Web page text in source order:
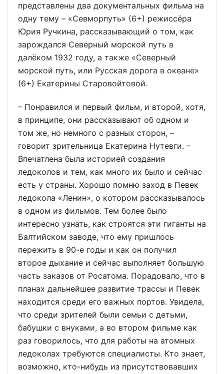
представлены два документальных фильма на
одну тему – «Севморпуть» (6+) режиссёра
Юрия Ручкина, рассказывающий о том, как
зарождался Северный морской путь в
далёком 1932 году, а также «Северный
морской путь, или Русская дорога в океане»
(6+) Екатерины Старовойтовой.
– Понравился и первый фильм, и второй, хотя,
в принципе, они рассказывают об одном и
том же, но немного с разных сторон, –
говорит зрительница Екатерина Нутевги. –
Впечатлена была историей создания
ледоколов и тем, как много их было и сейчас
есть у страны. Хорошо помню заход в Певек
ледокола «Ленин», о котором рассказывалось
в одном из фильмов. Тем более было
интересно узнать, как строятся эти гиганты на
Балтийском заводе, что ему пришлось
пережить в 90-е годы и как он получил
второе дыхание и сейчас выполняет большую
часть заказов от Росатома. Порадовало, что в
планах дальнейшее развитие трассы и Певек
находится среди его важных портов. Увидела,
что среди зрителей были семьи с детьми,
бабушки с внуками, а во втором фильме как
раз говорилось, что для работы на атомных
ледоколах требуются специалисты. Кто знает,
возможно, кто-нибудь из присутствовавших